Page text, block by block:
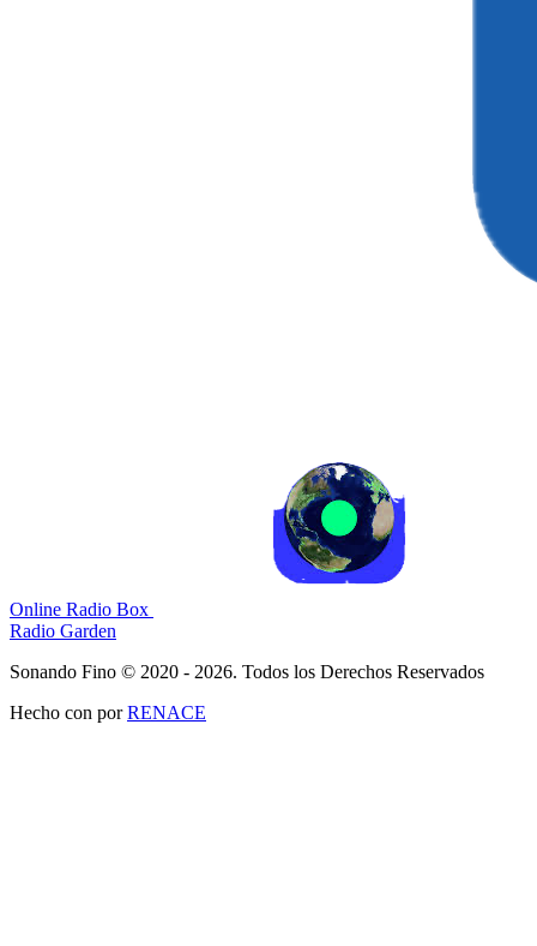
Online Radio Box
Radio Garden
Sonando Fino © 2020 - 2026. Todos los Derechos Reservados
Hecho con porRENACE